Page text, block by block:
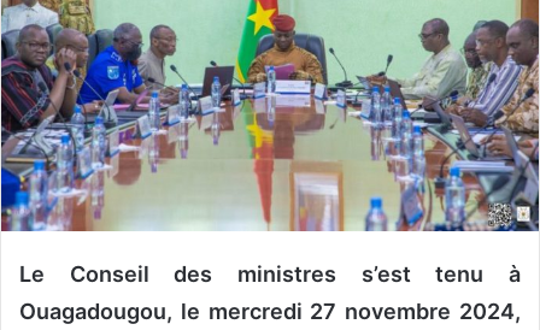
u
n
c
o
Le Conseil des ministres s’est tenu à
Ouagadougou, le mercredi 27 novembre 2024,